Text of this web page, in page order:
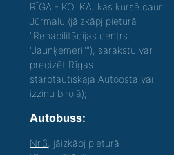
RĪGA - KOLKA, kas kursē caur
Jūrmalu (jāizkāpj pieturā
"Rehabilitācijas centrs
"Jaunķemeri""), sarakstu var
precizēt Rīgas
starptautiskajā Autoostā vai
izziņu birojā);
Autobuss:
Nr.6 , jāizkāpj pieturā